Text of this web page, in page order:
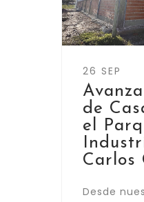
26 SEP
de
el
Carlos
Desde